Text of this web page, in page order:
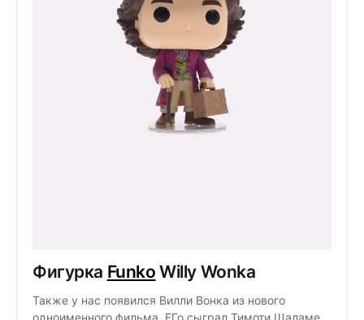
Фигурка Funko Willy Wonka
Также у нас появился Вилли Вонка из нового
одноименного фильма. ЕГо сыграл Тимоти Щаламе,